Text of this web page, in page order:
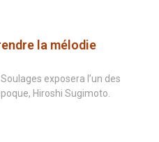
la mélodie
exposera l’un des
Hiroshi Sugimoto.